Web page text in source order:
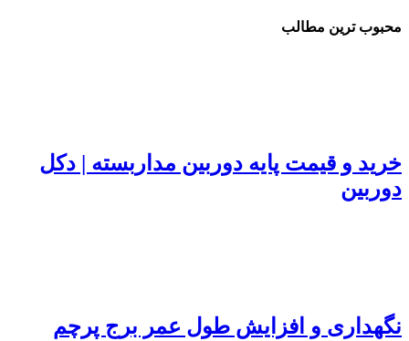
محبوب ترین مطالب
خرید و قیمت پایه دوربین مداربسته | دکل
دوربین
نگهداری و افزایش طول عمر برج پرچم